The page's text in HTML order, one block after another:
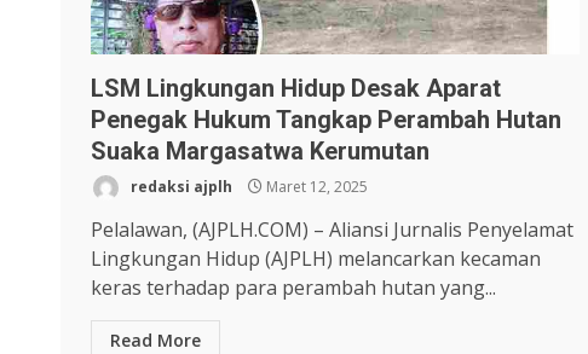
LSM Lingkungan Hidup Desak Aparat
Penegak Hukum Tangkap Perambah Hutan
Suaka Margasatwa Kerumutan
redaksi ajplh Maret 12, 2025
Pelalawan, (AJPLH.COM) – Aliansi Jurnalis Penyelamat
Lingkungan Hidup (AJPLH) melancarkan kecaman
keras terhadap para perambah hutan yang...
Read More